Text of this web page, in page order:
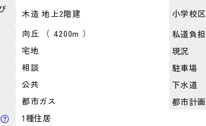
木造 地上2階建 小学校区
向丘 （ 4200m ） 私道負担
宅地 現況
相談 駐車場
公共 下水道
都市ガス 都市計画
1種住居